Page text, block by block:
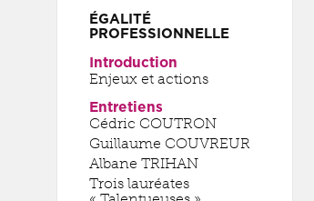
ÉGALITÉ
PROFESSIONNELLE
Introduction
Enjeux et actions
Entretiens
Cédric COUTRON
Guillaume COUVREUR
Albane TRIHAN
Trois lauréates